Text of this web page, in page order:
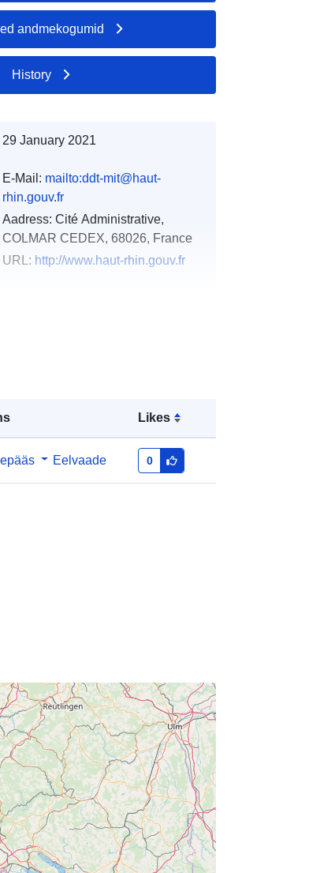
Likes
Eelvaade 0
andmekogumid
History
29 January 2021
E-Mail: mailto:ddt-mit@haut-
rhin.gouv.fr
Aadress: Cité Administrative,
COLMAR CEDEX, 68026, France
URL: http://www.haut-rhin.gouv.fr
47.4202652 ], [ 6.84296417,
48.31088638 ], [ 7.62215805,
48.31088638 ], [ 7.62215805,
43ec-99b8-e56d0f848d1a
http://data.europa.eu/88u/dataset/fr-
120066022-srv-b7d522f5-71af-4cc5-
8066-46f9bc8c68dc
Ressurss:
http://inspire.ec.europa.eu/metadata-
codelist/ResourceType/services